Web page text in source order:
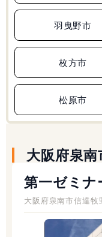
羽曳野市
枚方市
松原市
大阪府泉
第一ゼミナ
大阪府泉南市信達牧